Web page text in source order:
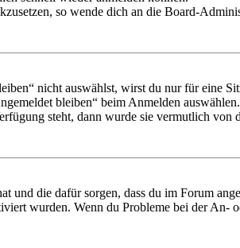
so wende dich an die Board-
nicht auswählst, wirst du nur für eine
bleiben“ beim Anmelden
steht, dann wurde sie vermutlich von
und die dafür sorgen, dass du im Forum
wurden. Wenn du Probleme bei der An-